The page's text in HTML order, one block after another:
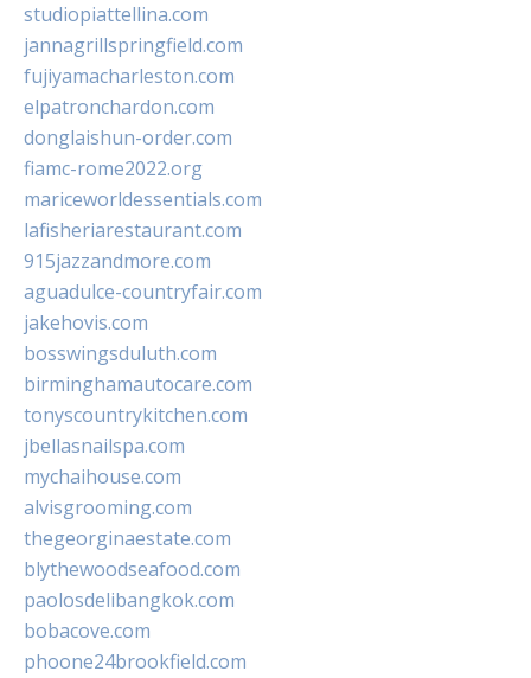
studiopiattellina.com
jannagrillspringfield.com
fujiyamacharleston.com
elpatronchardon.com
donglaishun-order.com
fiamc-rome2022.org
mariceworldessentials.com
lafisheriarestaurant.com
915jazzandmore.com
aguadulce-countryfair.com
jakehovis.com
bosswingsduluth.com
birminghamautocare.com
tonyscountrykitchen.com
jbellasnailspa.com
mychaihouse.com
alvisgrooming.com
thegeorginaestate.com
blythewoodseafood.com
paolosdelibangkok.com
bobacove.com
phoone24brookfield.com